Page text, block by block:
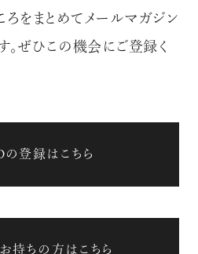
ろをまとめてメールマガジン
。ぜひこの機会にご登録く
登録はこちら
持ちの方はこちら